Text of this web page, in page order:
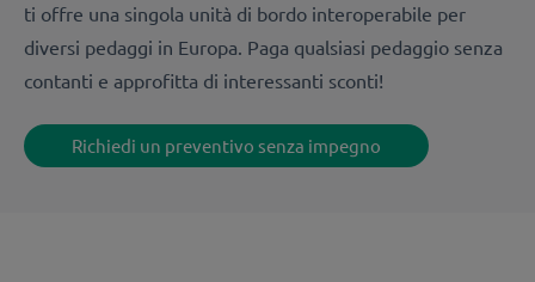
ti offre una singola unità di bordo interoperabile per
diversi pedaggi in Europa. Paga qualsiasi pedaggio senza
contanti e approfitta di interessanti sconti!
Richiedi un preventivo senza impegno